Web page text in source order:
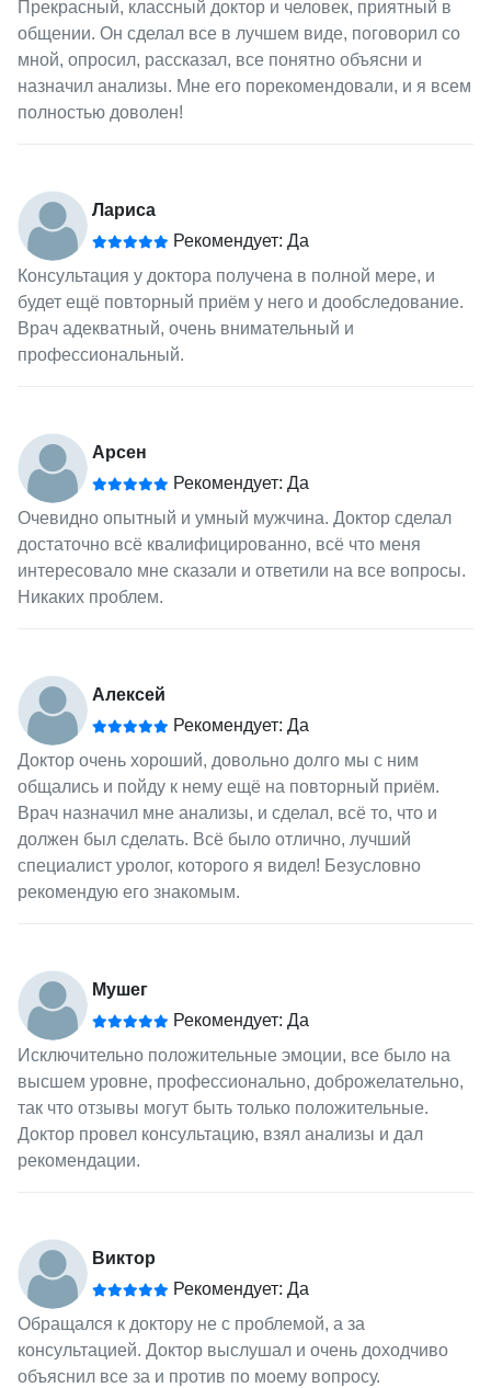
Прекрасный, классный доктор и человек, приятный в
общении. Он сделал все в лучшем виде, поговорил со
мной, опросил, рассказал, все понятно объясни и
назначил анализы. Мне его порекомендовали, и я всем
полностью доволен!
Лариса
Рекомендует: Да
Консультация у доктора получена в полной мере, и
будет ещё повторный приём у него и дообследование.
Врач адекватный, очень внимательный и
профессиональный.
Арсен
Рекомендует: Да
Очевидно опытный и умный мужчина. Доктор сделал
достаточно всё квалифицированно, всё что меня
интересовало мне сказали и ответили на все вопросы.
Никаких проблем.
Алексей
Рекомендует: Да
Доктор очень хороший, довольно долго мы с ним
общались и пойду к нему ещё на повторный приём.
Врач назначил мне анализы, и сделал, всё то, что и
должен был сделать. Всё было отлично, лучший
специалист уролог, которого я видел! Безусловно
рекомендую его знакомым.
Мушег
Рекомендует: Да
Исключительно положительные эмоции, все было на
высшем уровне, профессионально, доброжелательно,
так что отзывы могут быть только положительные.
Доктор провел консультацию, взял анализы и дал
рекомендации.
Виктор
Рекомендует: Да
Обращался к доктору не с проблемой, а за
консультацией. Доктор выслушал и очень доходчиво
объяснил все за и против по моему вопросу.